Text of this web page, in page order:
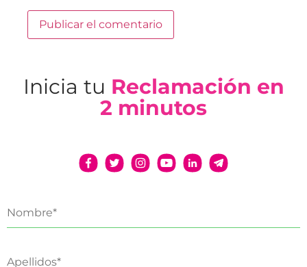
Inicia tu Reclamación en
2 minutos